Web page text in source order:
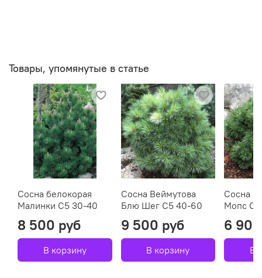
Товары, упомянутые в статье
Сосна белокорая
Малинки С5 30-40
8 500 руб
В корзину
Сосна Веймутова
Блю Шег С5 40-60
9 500 руб
В корзину
Сосна
Мопс
6
В